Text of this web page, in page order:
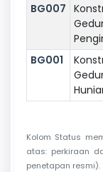
BG007
BG001
Kolom Status
atas: perkiraan
penetapan resmi).